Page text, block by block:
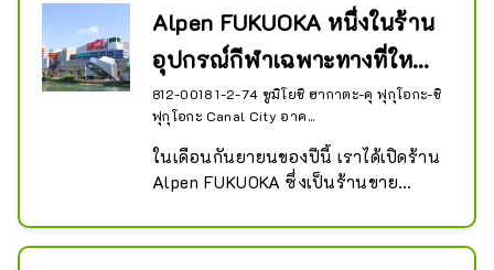
Alpen FUKUOKA หนึ่งในร้าน
อุปกรณ์กีฬาเฉพาะทางที่ใหญ่
ที่สุดในญี่ปุ่...
812-0018 1-2-74 ซูมิโยชิ ฮากาตะ-คุ ฟุกุโอกะ-ชิ
ฟุกุโอกะ Canal City อาค...
ในเดือนกันยายนของปีนี้ เราได้เปิดร้าน
Alpen FUKUOKA ซึ่งเป็นร้านขาย
ชั้น 1 ถึงชั้น 3 ของอาคาร Canal City